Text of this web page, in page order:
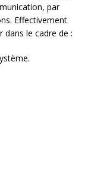
par
Effectivement
dans le cadre de :